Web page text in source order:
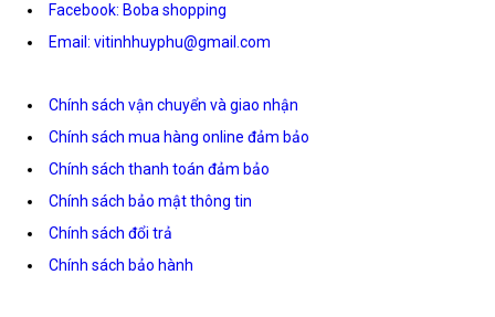
Facebook: Boba shopping
Email: vitinhhuyphu@gmail.com
Chính sách vận chuyển và giao nhận
Chính sách mua hàng online đảm bảo
Chính sách thanh toán đảm bảo
Chính sách bảo mật thông tin
Chính sách đổi trả
Chính sách bảo hành